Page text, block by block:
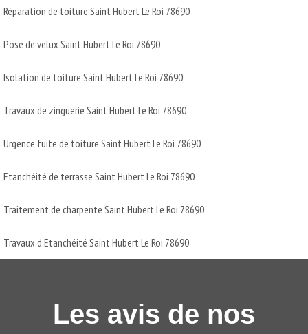
Réparation de toiture Saint Hubert Le Roi 78690
Pose de velux Saint Hubert Le Roi 78690
Isolation de toiture Saint Hubert Le Roi 78690
Travaux de zinguerie Saint Hubert Le Roi 78690
Urgence fuite de toiture Saint Hubert Le Roi 78690
Etanchéité de terrasse Saint Hubert Le Roi 78690
Traitement de charpente Saint Hubert Le Roi 78690
Travaux d'Etanchéité Saint Hubert Le Roi 78690
Les avis de nos